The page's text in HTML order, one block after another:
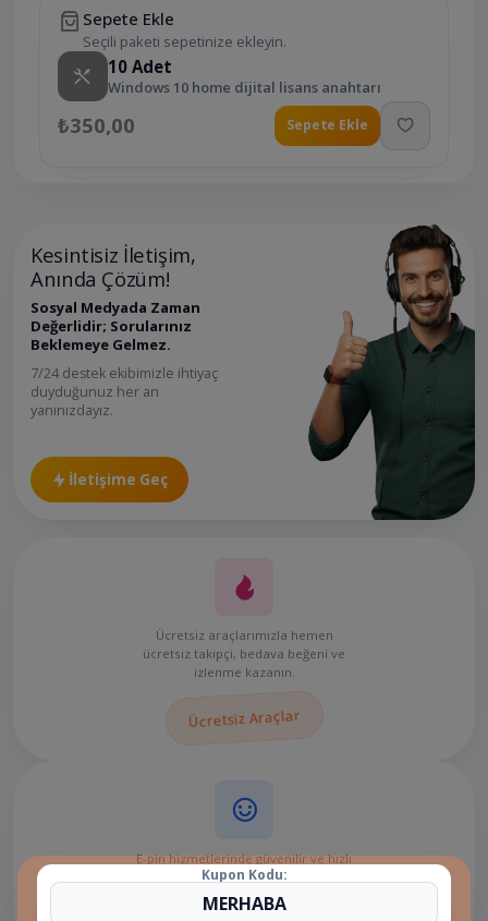
Sepete Ekle
Seçili paketi sepetinize ekleyin.
10Adet
Windows 10 home dijital lisans anahtarı
₺350,00 Sepete Ekle
Kesintisiz İletişim,
Anında Çözüm!
Sosyal Medyada Zaman
Değerlidir; Sorularınız
Beklemeye Gelmez.
7/24 destek ekibimizle ihtiyaç
duyduğunuz her an
yanınızdayız.
İletişime Geç
Ücretsiz araçlarımızla hemen
ücretsiz takipçi, bedava beğeni ve
izlenme kazanın.
Ücretsiz Araçlar
E-pin hizmetlerinde güvenilir ve hızlı
alışveriş için: OrvaPro!
Kupon Kodu: